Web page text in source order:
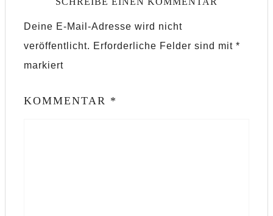
Deine E-Mail-Adresse wird nicht
veröffentlicht. Erforderliche Felder sind mit *
markiert
KOMMENTAR *